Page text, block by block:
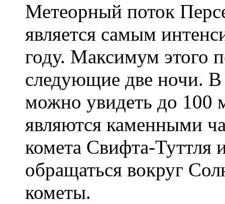
Метеорный поток
является самым
году. Максимум этого
следующие две ночи. В
можно увидеть до 100
являются каменными
комета Свифта-Туттля
обращаться вокруг
кометы.